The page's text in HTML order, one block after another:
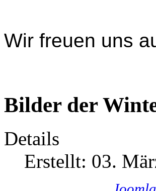
Wir freuen uns
Bilder der
Details
Erstellt: 03.